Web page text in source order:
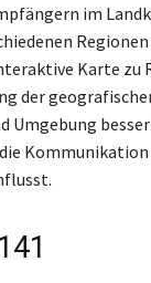
im
Karte zu
der